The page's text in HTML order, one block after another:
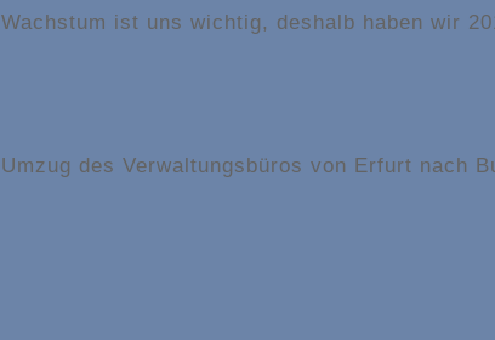
Wachstum ist uns wichtig, deshalb haben wir
Umzug des Verwaltungsbüros von Erfurt nach